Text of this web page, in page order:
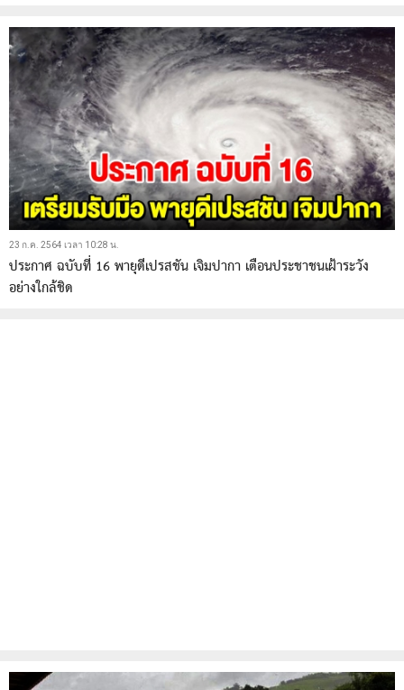
23 ก.ค. 2564 เวลา 10:28 น.
ประกาศ ฉบับที่ 16 พายุดีเปรสชัน เจิมปากา เตือนประชาชนเฝ้าระวัง
อย่างใกล้ชิด